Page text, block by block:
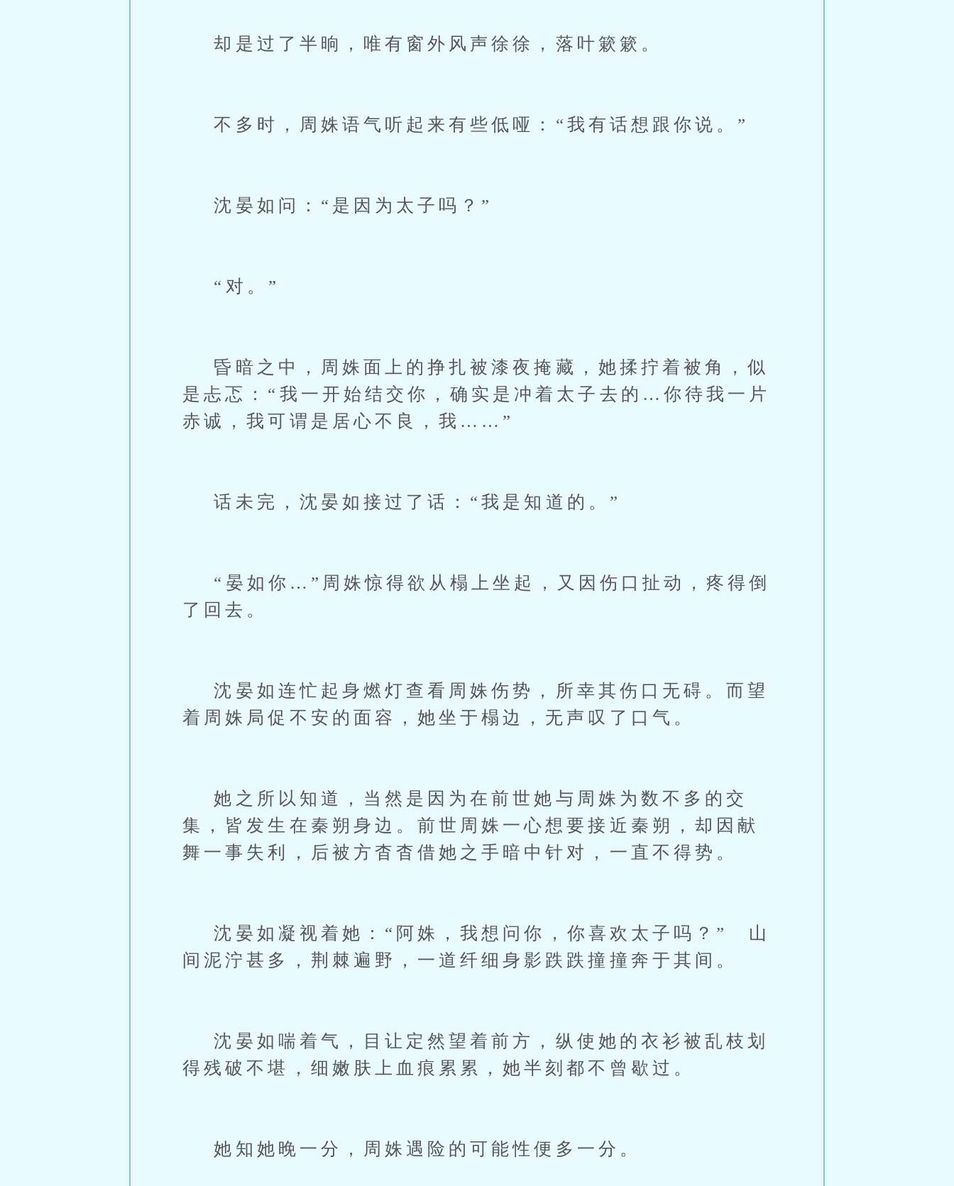
却是过了半晌，唯有窗外风声徐徐，落叶簌簌。
不多时，周姝语气听起来有些低哑：“我有话想跟你说。”
沈晏如问：“是因为太子吗？”
“对。”
昏暗之中，周姝面上的挣扎被漆夜掩藏，她揉拧着被角，似
是忐忑：“我一开始结交你，确实是冲着太子去的…你待我一片
赤诚，我可谓是居心不良，我……”
话未完，沈晏如接过了话：“我是知道的。”
“晏如你…”周姝惊得欲从榻上坐起，又因伤口扯动，疼得倒
了回去。
沈晏如连忙起身燃灯查看周姝伤势，所幸其伤口无碍。而望
着周姝局促不安的面容，她坐于榻边，无声叹了口气。
她之所以知道，当然是因为在前世她与周姝为数不多的交
集，皆发生在秦朔身边。前世周姝一心想要接近秦朔，却因献
舞一事失利，后被方杳杳借她之手暗中针对，一直不得势。
沈晏如凝视着她：“阿姝，我想问你，你喜欢太子吗？” 山
间泥泞甚多，荆棘遍野，一道纤细身影跌跌撞撞奔于其间。
沈晏如喘着气，目让定然望着前方，纵使她的衣衫被乱枝划
得残破不堪，细嫩肤上血痕累累，她半刻都不曾歇过。
她知她晚一分，周姝遇险的可能性便多一分。